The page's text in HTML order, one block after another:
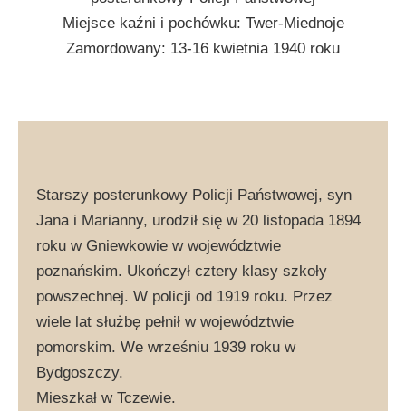
Miejsce kaźni i pochówku: Twer-Miednoje
Zamordowany: 13-16 kwietnia 1940 roku
Starszy posterunkowy Policji Państwowej, syn
Jana i Marianny, urodził się w 20 listopada 1894
roku w Gniewkowie w województwie
poznańskim. Ukończył cztery klasy szkoły
powszechnej. W policji od 1919 roku. Przez
wiele lat służbę pełnił w województwie
pomorskim. We wrześniu 1939 roku w
Bydgoszczy.
Mieszkał w Tczewie.